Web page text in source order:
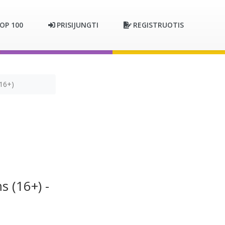
100 PRISIJUNGTI REGISTRUOTIS
(16+) -